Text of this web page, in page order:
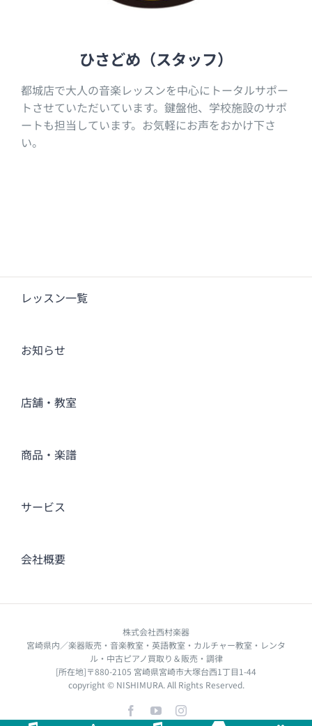
ひさどめ（スタッフ）
都城店で大人の音楽レッスンを中心にトータルサポー
トさせていただいています。鍵盤他、学校施設のサポ
ートも担当しています。お気軽にお声をおかけ下さ
い。
レッスン一覧
お知らせ
店舗・教室
商品・楽譜
サービス
会社概要
株式会社西村楽器
宮崎県内／楽器販売・音楽教室・英語教室・カルチャー教室・レンタ
ル・中古ピアノ買取り＆販売・調律
[所在地]〒880-2105 宮崎県宮崎市大塚台西1丁目1-44
copyright © NISHIMURA. All Rights Reserved.
FacebookYouTubeInstagram